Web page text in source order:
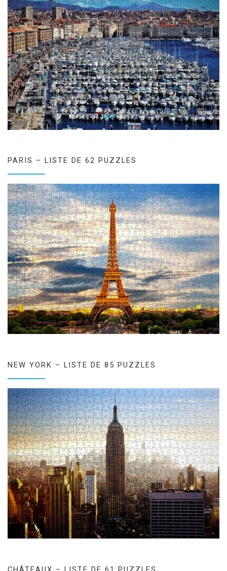
PARIS – LISTE DE 62 PUZZLES
NEW YORK – LISTE DE 85 PUZZLES